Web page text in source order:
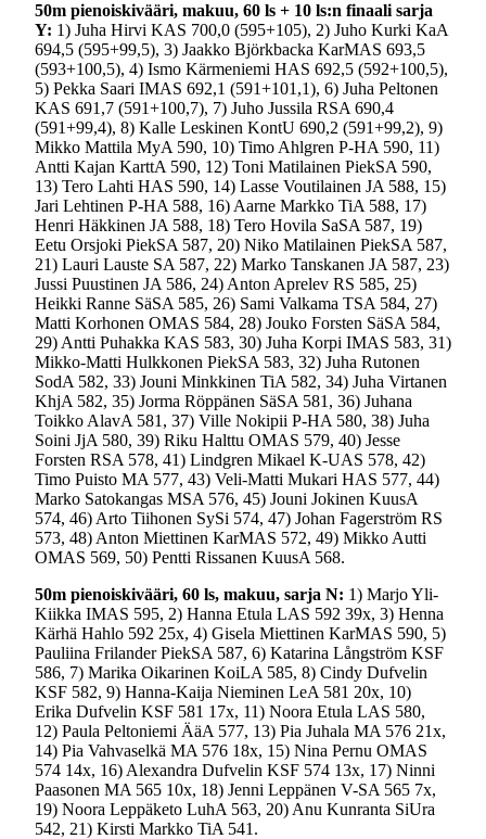
50m pienoiskivääri, makuu, 60 ls + 10 ls:n finaali sarja
Y: 1) Juha Hirvi KAS 700,0 (595+105), 2) Juho Kurki KaA
694,5 (595+99,5), 3) Jaakko Björkbacka KarMAS 693,5
(593+100,5), 4) Ismo Kärmeniemi HAS 692,5 (592+100,5),
5) Pekka Saari IMAS 692,1 (591+101,1), 6) Juha Peltonen
KAS 691,7 (591+100,7), 7) Juho Jussila RSA 690,4
(591+99,4), 8) Kalle Leskinen KontU 690,2 (591+99,2), 9)
Mikko Mattila MyA 590, 10) Timo Ahlgren P-HA 590, 11)
Antti Kajan KarttA 590, 12) Toni Matilainen PiekSA 590,
13) Tero Lahti HAS 590, 14) Lasse Voutilainen JA 588, 15)
Jari Lehtinen P-HA 588, 16) Aarne Markko TiA 588, 17)
Henri Häkkinen JA 588, 18) Tero Hovila SaSA 587, 19)
Eetu Orsjoki PiekSA 587, 20) Niko Matilainen PiekSA 587,
21) Lauri Lauste SA 587, 22) Marko Tanskanen JA 587, 23)
Jussi Puustinen JA 586, 24) Anton Aprelev RS 585, 25)
Heikki Ranne SäSA 585, 26) Sami Valkama TSA 584, 27)
Matti Korhonen OMAS 584, 28) Jouko Forsten SäSA 584,
29) Antti Puhakka KAS 583, 30) Juha Korpi IMAS 583, 31)
Mikko-Matti Hulkkonen PiekSA 583, 32) Juha Rutonen
SodA 582, 33) Jouni Minkkinen TiA 582, 34) Juha Virtanen
KhjA 582, 35) Jorma Röppänen SäSA 581, 36) Juhana
Toikko AlavA 581, 37) Ville Nokipii P-HA 580, 38) Juha
Soini JjA 580, 39) Riku Halttu OMAS 579, 40) Jesse
Forsten RSA 578, 41) Lindgren Mikael K-UAS 578, 42)
Timo Puisto MA 577, 43) Veli-Matti Mukari HAS 577, 44)
Marko Satokangas MSA 576, 45) Jouni Jokinen KuusA
574, 46) Arto Tiihonen SySi 574, 47) Johan Fagerström RS
573, 48) Anton Miettinen KarMAS 572, 49) Mikko Autti
OMAS 569, 50) Pentti Rissanen KuusA 568.
50m pienoiskivääri, 60 ls, makuu, sarja N: 1) Marjo Yli-
Kiikka IMAS 595, 2) Hanna Etula LAS 592 39x, 3) Henna
Kärhä Hahlo 592 25x, 4) Gisela Miettinen KarMAS 590, 5)
Pauliina Frilander PiekSA 587, 6) Katarina Långström KSF
586, 7) Marika Oikarinen KoiLA 585, 8) Cindy Dufvelin
KSF 582, 9) Hanna-Kaija Nieminen LeA 581 20x, 10)
Erika Dufvelin KSF 581 17x, 11) Noora Etula LAS 580,
12) Paula Peltoniemi ÄäA 577, 13) Pia Juhala MA 576 21x,
14) Pia Vahvaselkä MA 576 18x, 15) Nina Pernu OMAS
574 14x, 16) Alexandra Dufvelin KSF 574 13x, 17) Ninni
Paasonen MA 565 10x, 18) Jenni Leppänen V-SA 565 7x,
19) Noora Leppäketo LuhA 563, 20) Anu Kunranta SiUra
542, 21) Kirsti Markko TiA 541.